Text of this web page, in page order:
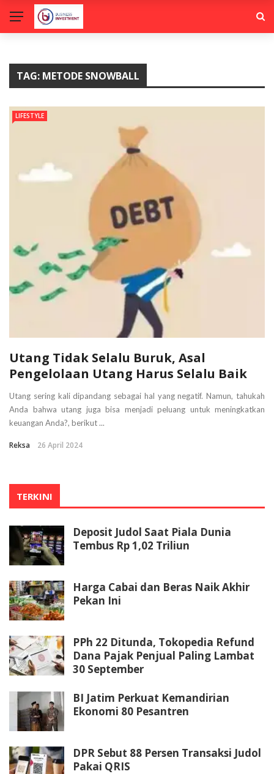
TAG: METODE SNOWBALL
LIFESTYLE
Utang Tidak Selalu Buruk, Asal
Pengelolaan Utang Harus Selalu Baik
Utang sering kali dipandang sebagai hal yang negatif. Namun, tahukah
Anda bahwa utang juga bisa menjadi peluang untuk meningkatkan
keuangan Anda?, berikut ...
Reksa 26 April 2024
TERKINI
Deposit Judol Saat Piala Dunia
Tembus Rp 1,02 Triliun
Harga Cabai dan Beras Naik Akhir
Pekan Ini
PPh 22 Ditunda, Tokopedia Refund
Dana Pajak Penjual Paling Lambat
30 September
BI Jatim Perkuat Kemandirian
Ekonomi 80 Pesantren
DPR Sebut 88 Persen Transaksi Judol
Pakai QRIS